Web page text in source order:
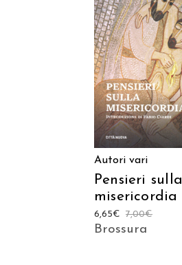
AGGIUNGI AL
CARRELLO
Autori vari
Pensieri sulla
misericordia
7,00€
6,65€
Brossura